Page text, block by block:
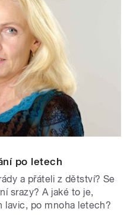
po letech
a přáteli z dětství? Se
srazy? A jaké to je,
lavic, po mnoha letech?